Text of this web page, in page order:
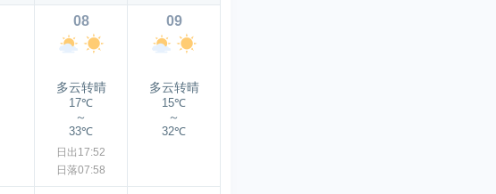
08
多云转晴
17℃
～
33℃
日出17:52
日落07:58
09
多云转晴
15℃
～
32℃